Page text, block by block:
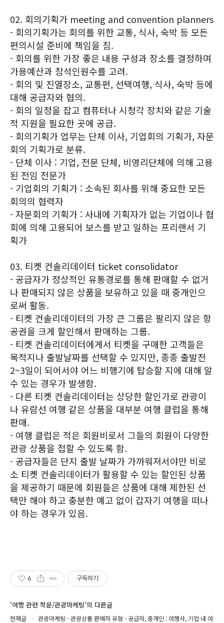
02. 회의기획가 meeting and convention planners
- 회의기획가는 회의를 위한 교통, 식사, 숙박 등 모든
편의시설 준비에 책임을 짐.
- 회의를 위한 가장 좋은 내용 구성과 장소를 결정하며
가용예산과 참석인원수를 고려.
- 회의 및 진열장소, 교통편, 선택여행, 식사, 숙박 등에
대해 공급자와 협의.
- 회의 일정을 잡고 컴퓨터나 시청각 장치와 같은 기술
적 지원을 필요한 곳에 공급.
- 회의기획가 업무는 단체 이사, 기업회의 기획가, 자문
회의 기획가로 분류.
- 단체 이사 : 기업, 전문 단체, 비영리단체에 의해 고용
된 전임 전문가
- 기업회의 기획가 : 소속된 회사를 위해 중요한 모든
회의의 협력자
- 자문회의 기획가 : 사내에 기획자가 없는 기업이나 협
회에 의해 고용되어 보스를 받고 일하는 프리랜서 기
획가
03. 티켓 컨솔리데이터 ticket consolidator
- 공급자가 정상적인 유통경로를 통해 판매할 수 없거
나 판매되지 않은 상품을 보유하고 있을 때 중개인으
로써 활동.
- 티켓 컨솔리데이터의 가장 큰 그룹은 팔리지 않은 항
공권을 크게 할인해서 판매하는 그룹.
- 티켓 컨솔리데이터에게서 티켓을 구매한 고객들은
목적지나 출발날짜를 선택할 수 있지만, 종종 출발전
2~3일이 되어서야 어느 비행기에 탑승할 지에 대해 알
수 있는 경우가 발생함.
- 다른 티켓 컨솔리데이터는 상당한 할인가로 관광이
나 유람선 여행 같은 상품을 대부분 여행 클럽을 통해
판매.
- 여행 클럽은 적은 회원비로서 그들의 회원이 다양한
관광 상품을 접할 수 있도록 함.
- 공급자들은 단지 출발 날짜가 가까워져서야만 비로
소 티켓 컨솔리데이터가 활용할 수 있는 할인된 상품
을 제공하기 때문에 회원들은 상품에 대해 제한된 선
택만 해야 하고 충분한 예고 없이 갑자기 여행을 떠나
야 하는 경우가 있음.
6 구독하기
'여행 관련 학문/관광마케팅'의 다른글
현재글
관광마케팅 - 관광상품 판매자 유형 - 공급자, 중개인 : 여행사, 기업 내 여